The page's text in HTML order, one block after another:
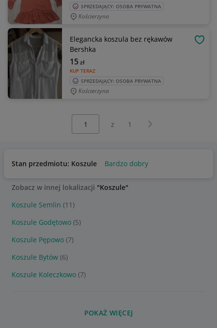
SPRZEDAJĄCY: OSOBA PRYWATNA
Kościerzyna
Elegancka koszula bez rękawów
Bershka
KUP TERAZ
15zł
SPRZEDAJĄCY: OSOBA PRYWATNA
Kościerzyna
z 1 Następna strona
Stan przedmiotu: Koszule Bardzo dobry
Zobacz w innej lokalizacji "Koszule"
Koszule Semlin (11)
Koszule Godętowo (5)
Koszule Pępowo (7)
Koszule Bytów (6)
Koszule Koleczkowo (7)
POKAŻ WIĘCEJ